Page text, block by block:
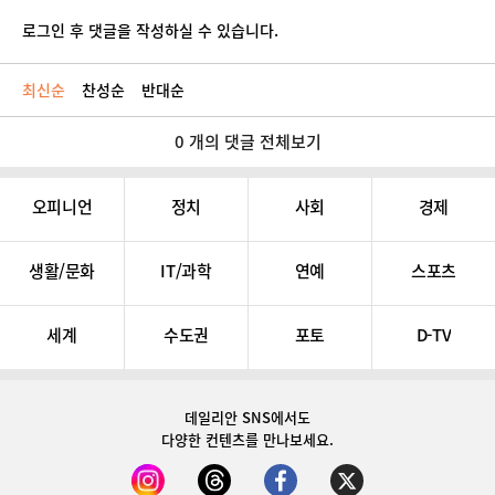
로그인 후 댓글을 작성하실 수 있습니다.
최신순 찬성순 반대순
0 개의 댓글 전체보기
오피니언 정치 사회 경제
생활/문화 IT/과학 연예 스포츠
세계 수도권 포토 D-TV
데일리안 SNS에서도
다양한 컨텐츠를 만나보세요.